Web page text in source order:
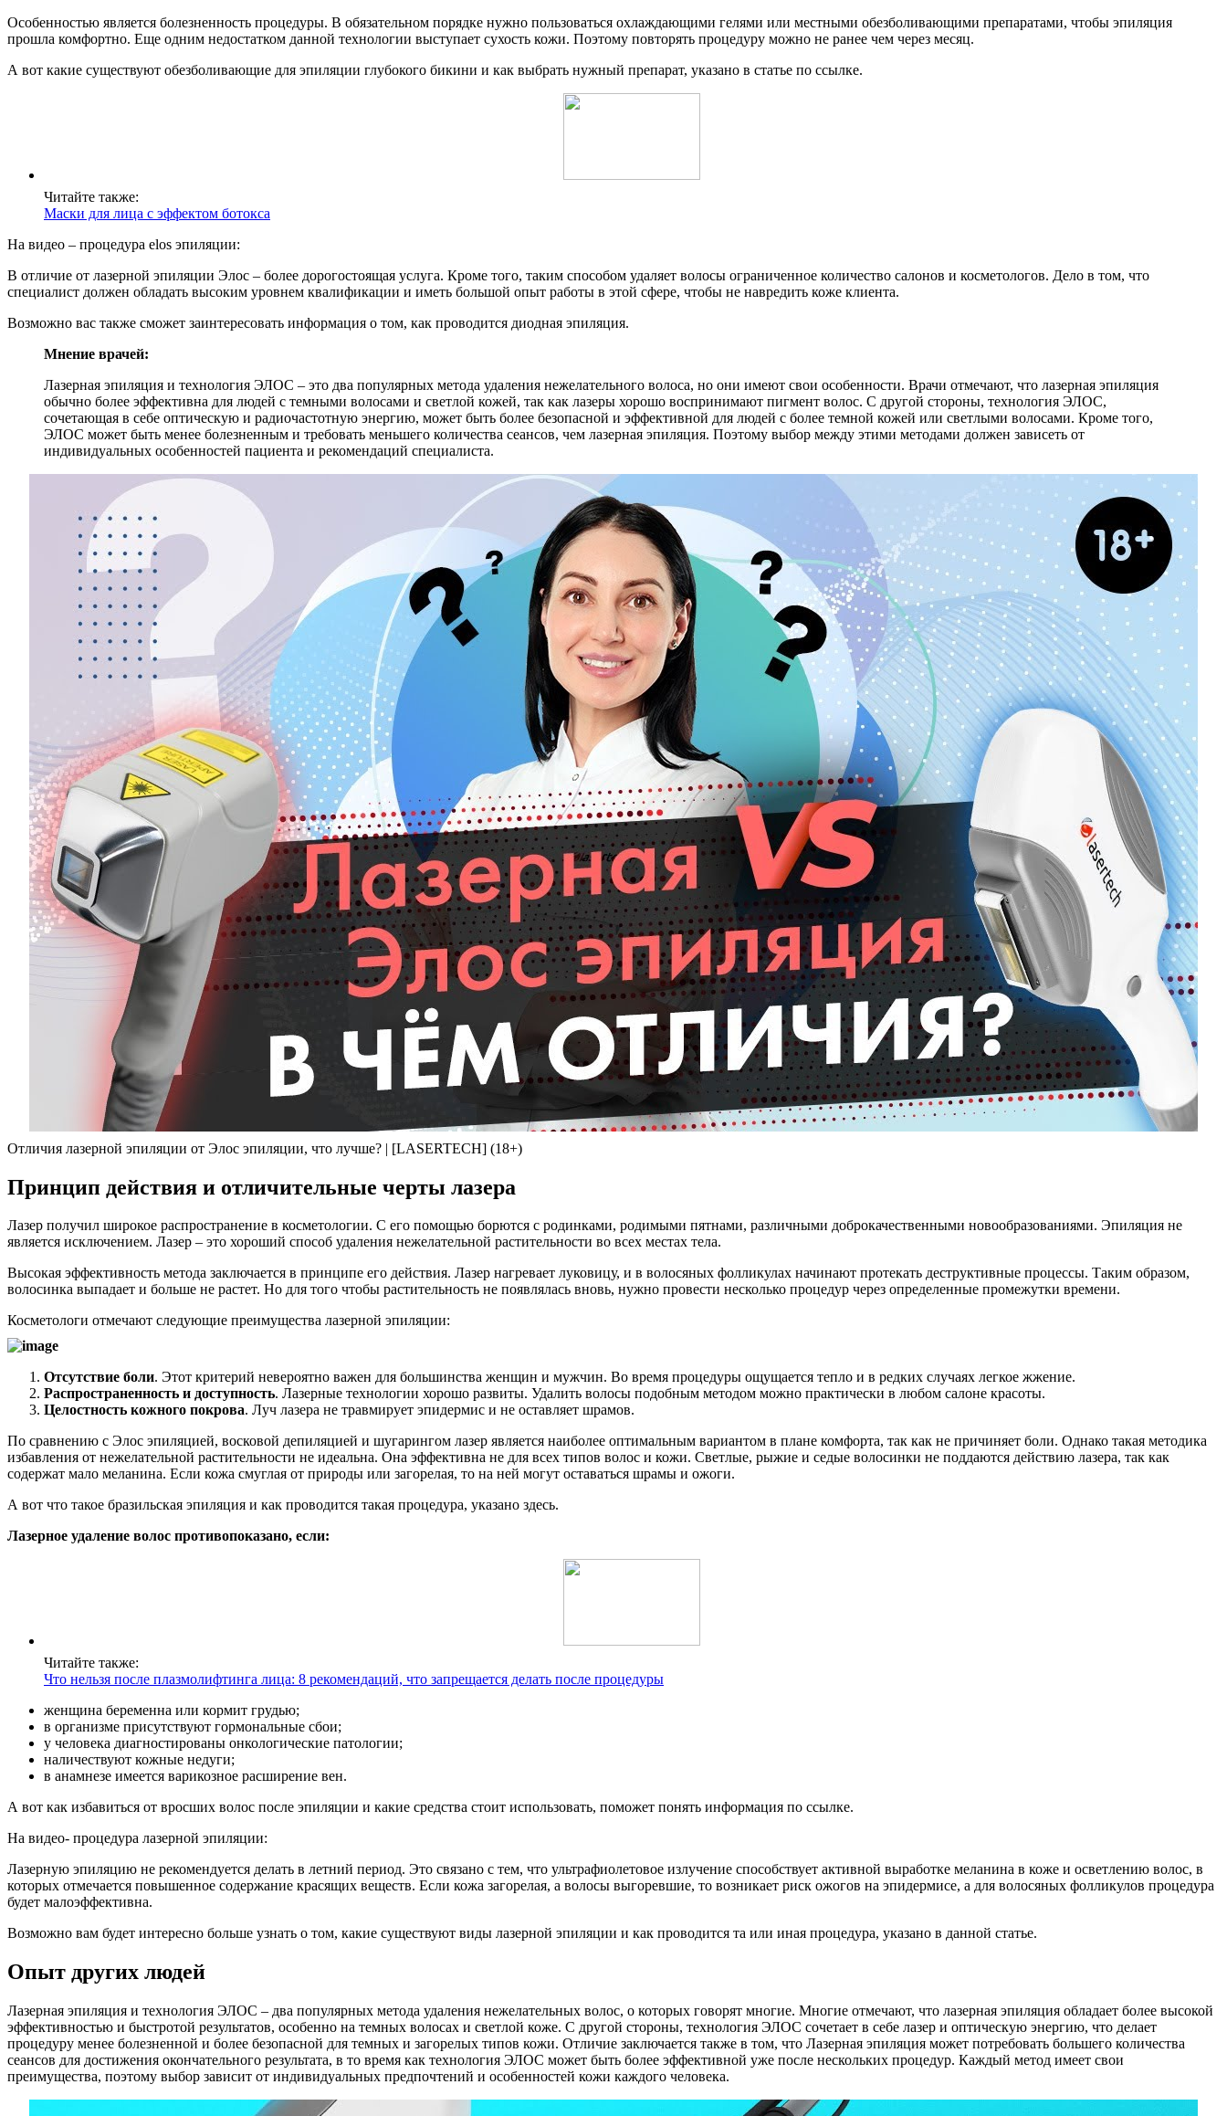
Особенностью является болезненность процедуры. В обязательном порядке нужно пользоваться охлаждающими гелями или местными обезболивающими препаратами, чтобы эпиляция
прошла комфортно. Еще одним недостатком данной технологии выступает сухость кожи. Поэтому повторять процедуру можно не ранее чем через месяц.
А вот какие существуют обезболивающие для эпиляции глубокого бикини и как выбрать нужный препарат, указано в статье по ссылке.
Читайте также:
Маски для лица с эффектом ботокса
На видео – процедура elos эпиляции:
В отличие от лазерной эпиляции Элос – более дорогостоящая услуга. Кроме того, таким способом удаляет волосы ограниченное количество салонов и косметологов. Дело в том, что
специалист должен обладать высоким уровнем квалификации и иметь большой опыт работы в этой сфере, чтобы не навредить коже клиента.
Возможно вас также сможет заинтересовать информация о том, как проводится диодная эпиляция.
Мнение врачей:
Лазерная эпиляция и технология ЭЛОС – это два популярных метода удаления нежелательного волоса, но они имеют свои особенности. Врачи отмечают, что лазерная эпиляция
обычно более эффективна для людей с темными волосами и светлой кожей, так как лазеры хорошо воспринимают пигмент волос. С другой стороны, технология ЭЛОС,
сочетающая в себе оптическую и радиочастотную энергию, может быть более безопасной и эффективной для людей с более темной кожей или светлыми волосами. Кроме того,
ЭЛОС может быть менее болезненным и требовать меньшего количества сеансов, чем лазерная эпиляция. Поэтому выбор между этими методами должен зависеть от
индивидуальных особенностей пациента и рекомендаций специалиста.
Отличия лазерной эпиляции от Элос эпиляции, что лучше? | [LASERTECH] (18+)
Принцип действия и отличительные черты лазера
Лазер получил широкое распространение в косметологии. С его помощью борются с родинками, родимыми пятнами, различными доброкачественными новообразованиями. Эпиляция не
является исключением. Лазер – это хороший способ удаления нежелательной растительности во всех местах тела.
Высокая эффективность метода заключается в принципе его действия. Лазер нагревает луковицу, и в волосяных фолликулах начинают протекать деструктивные процессы. Таким образом,
волосинка выпадает и больше не растет. Но для того чтобы растительность не появлялась вновь, нужно провести несколько процедур через определенные промежутки времени.
Косметологи отмечают следующие преимущества лазерной эпиляции:
Отсутствие боли. Этот критерий невероятно важен для большинства женщин и мужчин. Во время процедуры ощущается тепло и в редких случаях легкое жжение.
Распространенность и доступность. Лазерные технологии хорошо развиты. Удалить волосы подобным методом можно практически в любом салоне красоты.
Целостность кожного покрова. Луч лазера не травмирует эпидермис и не оставляет шрамов.
По сравнению с Элос эпиляцией, восковой депиляцией и шугарингом лазер является наиболее оптимальным вариантом в плане комфорта, так как не причиняет боли. Однако такая методика
избавления от нежелательной растительности не идеальна. Она эффективна не для всех типов волос и кожи. Светлые, рыжие и седые волосинки не поддаются действию лазера, так как
содержат мало меланина. Если кожа смуглая от природы или загорелая, то на ней могут оставаться шрамы и ожоги.
А вот что такое бразильская эпиляция и как проводится такая процедура, указано здесь.
Лазерное удаление волос противопоказано, если:
Читайте также:
Что нельзя после плазмолифтинга лица: 8 рекомендаций, что запрещается делать после процедуры
женщина беременна или кормит грудью;
в организме присутствуют гормональные сбои;
у человека диагностированы онкологические патологии;
наличествуют кожные недуги;
в анамнезе имеется варикозное расширение вен.
А вот как избавиться от вросших волос после эпиляции и какие средства стоит использовать, поможет понять информация по ссылке.
На видео- процедура лазерной эпиляции:
Лазерную эпиляцию не рекомендуется делать в летний период. Это связано с тем, что ультрафиолетовое излучение способствует активной выработке меланина в коже и осветлению волос, в
которых отмечается повышенное содержание красящих веществ. Если кожа загорелая, а волосы выгоревшие, то возникает риск ожогов на эпидермисе, а для волосяных фолликулов процедура
будет малоэффективна.
Возможно вам будет интересно больше узнать о том, какие существуют виды лазерной эпиляции и как проводится та или иная процедура, указано в данной статье.
Опыт других людей
Лазерная эпиляция и технология ЭЛОС – два популярных метода удаления нежелательных волос, о которых говорят многие. Многие отмечают, что лазерная эпиляция обладает более высокой
эффективностью и быстротой результатов, особенно на темных волосах и светлой коже. С другой стороны, технология ЭЛОС сочетает в себе лазер и оптическую энергию, что делает
процедуру менее болезненной и более безопасной для темных и загорелых типов кожи. Отличие заключается также в том, что Лазерная эпиляция может потребовать большего количества
сеансов для достижения окончательного результата, в то время как технология ЭЛОС может быть более эффективной уже после нескольких процедур. Каждый метод имеет свои
преимущества, поэтому выбор зависит от индивидуальных предпочтений и особенностей кожи каждого человека.